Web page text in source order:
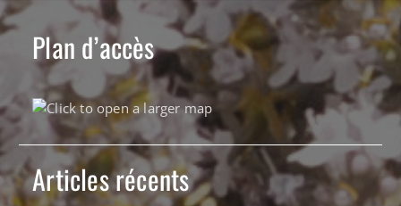
Plan d’accès
Articles récents